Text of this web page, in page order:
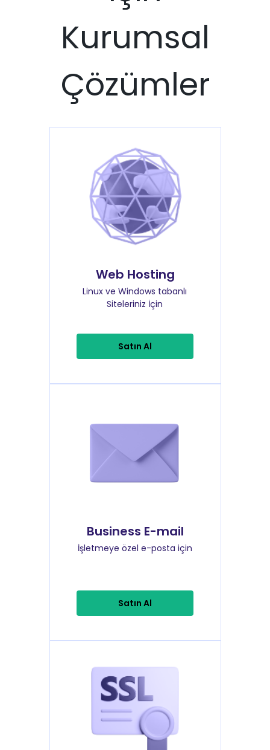
Kurumsal
Çözümler
Web Hosting
Linux ve Windows tabanlı
Siteleriniz İçin
Satın Al
Business E-mail
İşletmeye özel e-posta için
Satın Al